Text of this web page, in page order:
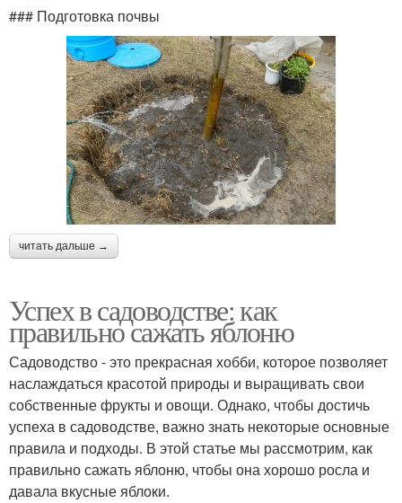
### Подготовка почвы
читать дальше →
Успех в садоводстве: как
правильно сажать яблоню
Садоводство - это прекрасная хобби, которое позволяет
наслаждаться красотой природы и выращивать свои
собственные фрукты и овощи. Однако, чтобы достичь
успеха в садоводстве, важно знать некоторые основные
правила и подходы. В этой статье мы рассмотрим, как
правильно сажать яблоню, чтобы она хорошо росла и
давала вкусные яблоки.